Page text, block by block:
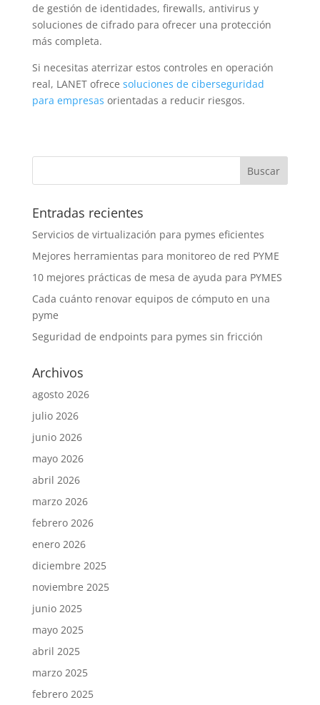
de gestión de identidades, firewalls, antivirus y
soluciones de cifrado para ofrecer una protección
más completa.
Si necesitas aterrizar estos controles en operación
real, LANET ofrece soluciones de ciberseguridad
para empresas orientadas a reducir riesgos.
Entradas recientes
Servicios de virtualización para pymes eficientes
Mejores herramientas para monitoreo de red PYME
10 mejores prácticas de mesa de ayuda para PYMES
Cada cuánto renovar equipos de cómputo en una
pyme
Seguridad de endpoints para pymes sin fricción
Archivos
agosto 2026
julio 2026
junio 2026
mayo 2026
abril 2026
marzo 2026
febrero 2026
enero 2026
diciembre 2025
noviembre 2025
junio 2025
mayo 2025
abril 2025
marzo 2025
febrero 2025